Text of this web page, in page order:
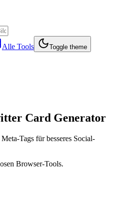
Alle Tools Toggle theme
Card Generator
Tags für besseres Social-
Browser-Tools.